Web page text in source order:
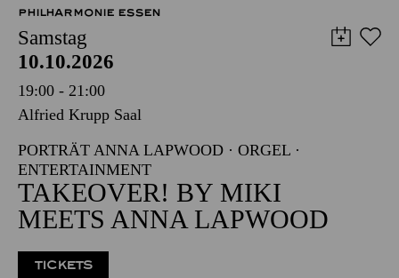
19,00€
PHILHARMONIE ESSEN
Samstag
10.10.2026
19:00 - 21:00
Alfried Krupp Saal
PORTRÄT ANNA LAPWOOD · ORGEL ·
ENTERTAINMENT
TAKEOVER! BY MIKI